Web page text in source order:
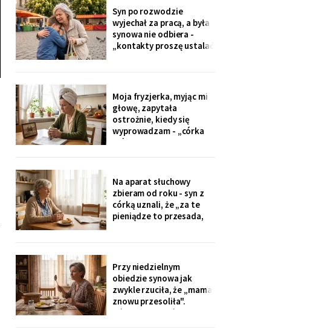
przekazuje je przez
rodziców. Córka
wzruszyła ramionami:
„No zapomniałam, mamo,
tyle się teraz
Syn po rozwodzie
wyjechał za pracą, a była
synowa nie odbiera -
„kontakty proszę ustalać
na rynku młodszy mnie
zobaczył, wyrwał jej się z
ręki i przybiegł. Zdążyłam
tylko przytulić.
Moja fryzjerka, myjąc mi
głowę, zapytała
ostrożnie, kiedy się
wyprowadzam - „córka
mówiła u nas w salonie,
czegoś mniejszego".
Niczego nie szukam. Nic
nie sprzedaję.
Na aparat słuchowy
zbieram od roku - syn z
córką uznali, że „za te
pieniądze to przesada,
swobodnie, bo mama i
tak nie słyszy. Słyszę
więcej, niż myślą. W
niedzielę usłyszałam, co
planują z moim
Przy niedzielnym
obiedzie synowa jak
zwykle rzuciła, że „mama
znowu przesoliła".
Ośmioletni Staś odłożył